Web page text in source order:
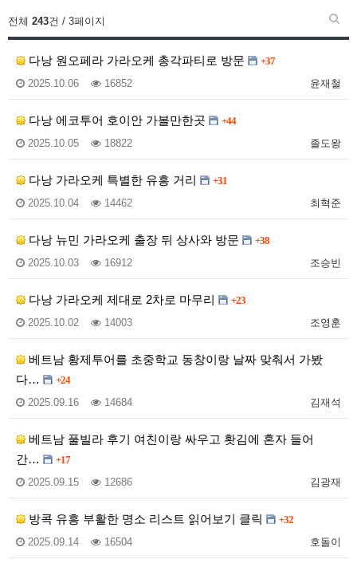
전체 243건 / 3페이지
다낭 원오페라 가라오케 총각파티로 방문 +37
윤재철
2025.10.06 16852
다낭 에코투어 호이안 가볼만한곳 +44
졸도왕
2025.10.05 18822
다낭 가라오케 특별한 유흥 거리 +31
최혁준
2025.10.04 14462
다낭 뉴민 가라오케 출장 뒤 상사와 방문 +38
조승빈
2025.10.03 16912
다낭 가라오케 제대로 2차로 마무리 +23
조영훈
2025.10.02 14003
베트남 황제투어를 초중학교 동창이랑 날짜 맞춰서 가봤
다…
+24
김재석
2025.09.16 14684
베트남 풀빌라 후기 여친이랑 싸우고 홧김에 혼자 들어
간…
+17
김광재
2025.09.15 12686
방콕 유흥 부활한 명소 리스트 읽어보기 클릭 +32
호돌이
2025.09.14 16504